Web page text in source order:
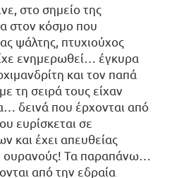
στο σημείο της
στον κόσμο που
ψάλτης, πτυχιούχος
ενημερωθεί… έγκυρα
και τον παπά
τη σειρά τους είχαν
δεινά που έρχονται από
ευρίσκεται σε
και έχει απευθείας
ουρανούς! Τα παραπάνω…
από την εδραία